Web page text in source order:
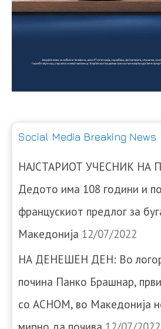
Social Media Breaking News
НАЈСТАРИОТ УЧЕСНИК НА
Дедото има 108 години и
францускиот предлог за
Македонија 12/07/2022
НА ДЕНЕШЕН ДЕН: Во
почина Панко Брашнар,
со АСНОМ, во Македонија